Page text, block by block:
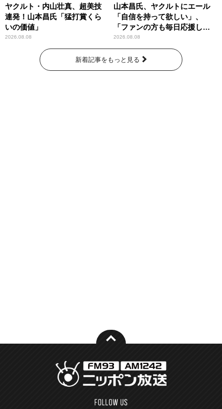
ヤクルト・内山壮真、超美技
連発！山本昌氏「猛打賞くら
いの価値」
2026.08.08
山本昌氏、ヤクルトにエール
「自信を持って欲しい」、
「ファンの方も毎日応援して
くれています」
2026.08.08
新着記事をもっと見る